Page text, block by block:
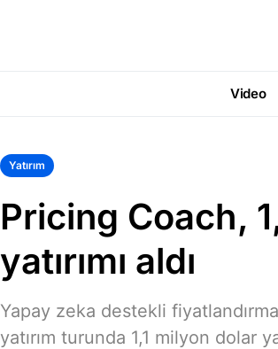
Video
Yatırım
Pricing Coach,
yatırımı aldı
Yapay zeka destekli
yatırım turunda 1,1 milyon dolar